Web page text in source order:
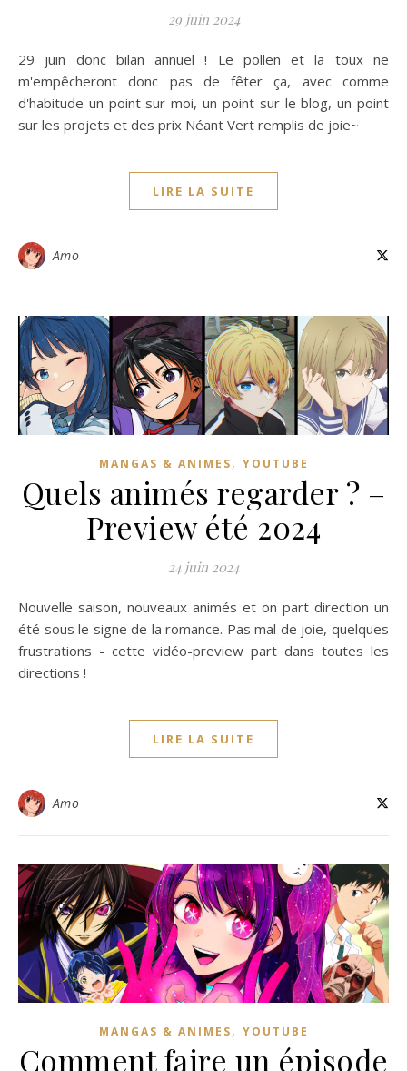
29 juin 2024
29 juin donc bilan annuel ! Le pollen et la toux ne
m'empêcheront donc pas de fêter ça, avec comme
d'habitude un point sur moi, un point sur le blog, un point
sur les projets et des prix Néant Vert remplis de joie~
LIRE LA SUITE
Amo
MANGAS & ANIMES, YOUTUBE
Quels animés regarder ? –
Preview été 2024
24 juin 2024
Nouvelle saison, nouveaux animés et on part direction un
été sous le signe de la romance. Pas mal de joie, quelques
frustrations - cette vidéo-preview part dans toutes les
directions !
LIRE LA SUITE
Amo
MANGAS & ANIMES, YOUTUBE
Comment faire un épisode